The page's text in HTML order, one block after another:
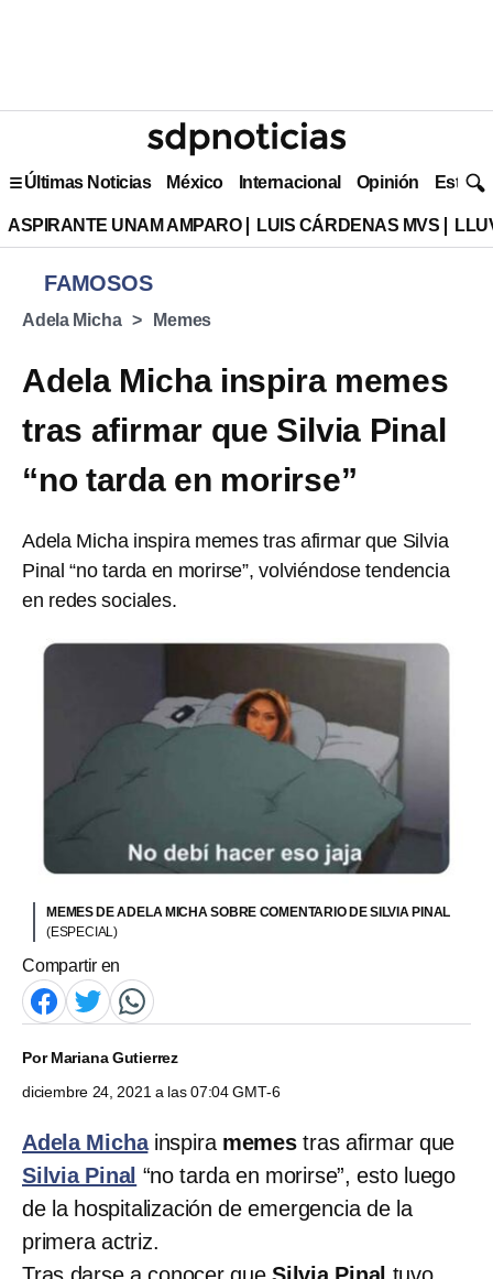
Últimas Noticias México Internacional Opinión Estilo
ASPIRANTE UNAM AMPARO LUIS CÁRDENAS MVS
FAMOSOS
Adela Micha Memes
Adela Micha inspira memes
tras afirmar que Silvia Pinal
“no tarda en morirse”
Adela Micha inspira memes tras afirmar que Silvia
Pinal “no tarda en morirse”, volviéndose tendencia
en redes sociales.
MEMES DE ADELA MICHA SOBRE COMENTARIO DE SILVIA PINAL
(ESPECIAL)
Compartir en
PorMariana Gutierrez
diciembre 24, 2021 a las 07:04 GMT-6
Adela Michainspiramemestras afirmar que
Silvia Pinal “no tarda en morirse”, esto luego
de la hospitalización de emergencia de la
primera actriz.